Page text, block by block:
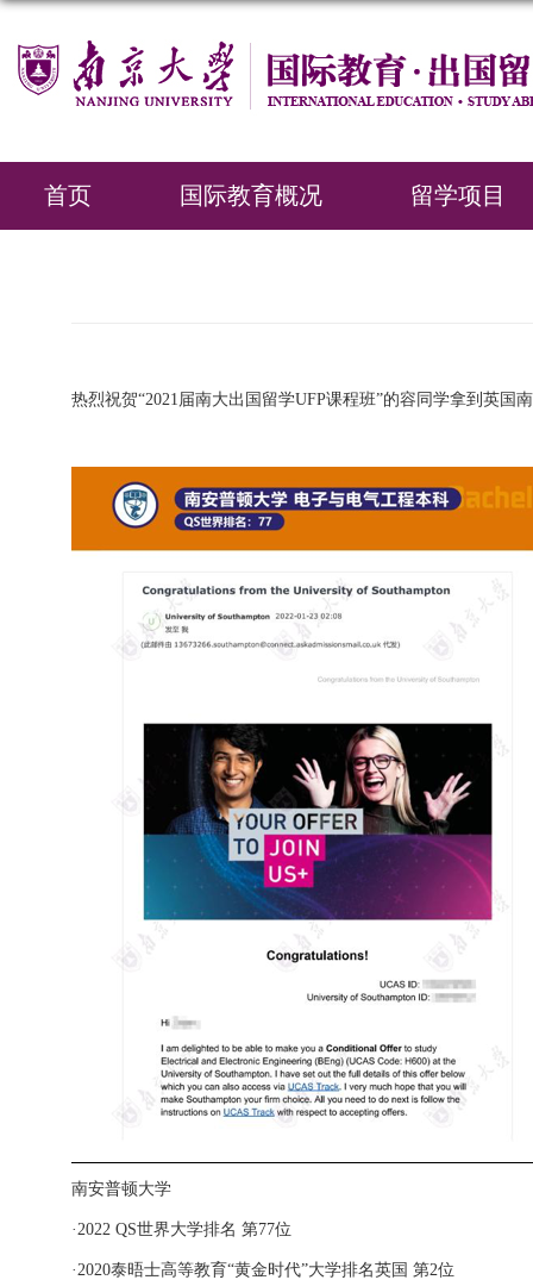
首页 国际教育概况 留学项目
热烈祝贺“2021届南大出国留学UFP课程班”的容同学拿到英国
南安普顿大学
·2022 QS世界大学排名 第77位
·2020泰晤士高等教育“黄金时代”大学排名英国 第2位